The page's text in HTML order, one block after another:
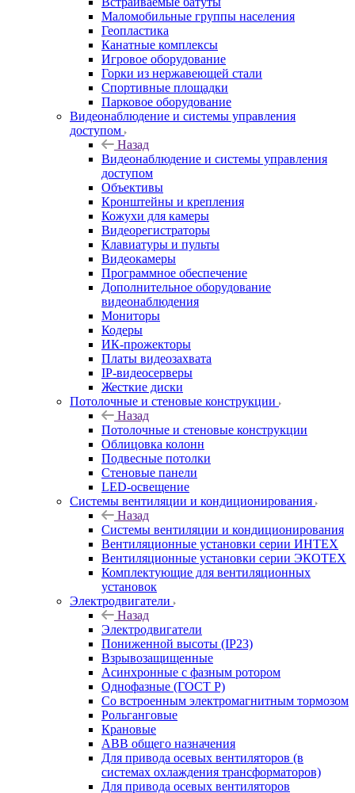
Маломобильные группы населения
Геопластика
Канатные комплексы
Игровое оборудование
Горки из нержавеющей стали
Спортивные площадки
Парковое оборудование
Видеонаблюдение и системы управления
доступом
Назад
Видеонаблюдение и системы управления
доступом
Объективы
Кронштейны и крепления
Кожухи для камеры
Видеорегистраторы
Клавиатуры и пульты
Видеокамеры
Программное обеспечение
Дополнительное оборудование
видеонаблюдения
Мониторы
Кодеры
ИК-прожекторы
Платы видеозахвата
IP-видеосерверы
Жесткие диски
Потолочные и стеновые конструкции
Назад
Потолочные и стеновые конструкции
Облицовка колонн
Подвесные потолки
Стеновые панели
LED-освещение
Системы вентиляции и кондиционирования
Назад
Системы вентиляции и кондиционирования
Вентиляционные установки серии ИНТЕХ
Вентиляционные установки серии ЭКОТЕХ
Комплектующие для вентиляционных
установок
Электродвигатели
Назад
Электродвигатели
Пониженной высоты (IP23)
Взрывозащищенные
Асинхронные с фазным ротором
Однофазные (ГОСТ Р)
Со встроенным электромагнитным тормозом
Рольганговые
Крановые
АВВ общего назначения
Для привода осевых вентиляторов (в
системах охлаждения трансформаторов)
Для привода осевых вентиляторов